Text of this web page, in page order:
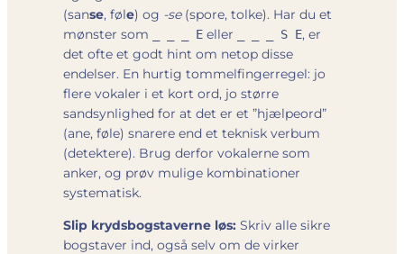
(sanse, føle) og -se(spore, tolke). Har du et
mønster som
_ _ _ E eller _ _ _ S E, er
det ofte et godt hint om netop disse
endelser. En hurtig tommelfingerregel: jo
flere vokaler i et kort ord, jo større
sandsynlighed for at det er et ”hjælpeord”
(ane, føle) snarere end et teknisk verbum
(detektere). Brug derfor vokalerne som
anker, og prøv mulige kombinationer
systematisk.
Slip krydsbogstaverne løs: Skriv alle sikre
bogstaver ind, også selv om de virker